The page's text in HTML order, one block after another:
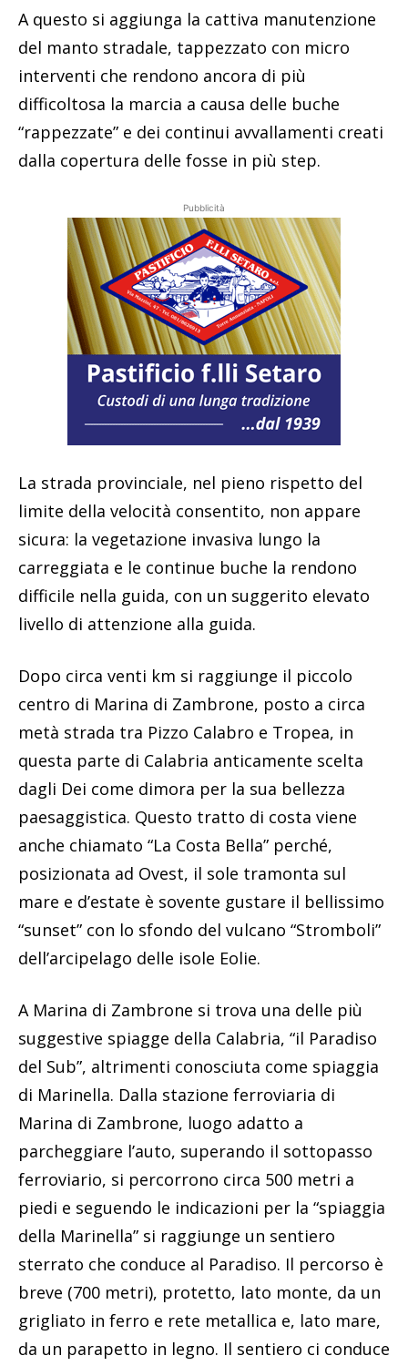
A questo si aggiunga la cattiva manutenzione
del manto stradale, tappezzato con micro
interventi che rendono ancora di più
difficoltosa la marcia a causa delle buche
“rappezzate” e dei continui avvallamenti creati
dalla copertura delle fosse in più step.
Pubblicità
La strada provinciale, nel pieno rispetto del
limite della velocità consentito, non appare
sicura: la vegetazione invasiva lungo la
carreggiata e le continue buche la rendono
difficile nella guida, con un suggerito elevato
livello di attenzione alla guida.
Dopo circa venti km si raggiunge il piccolo
centro di Marina di Zambrone, posto a circa
metà strada tra Pizzo Calabro e Tropea, in
questa parte di Calabria anticamente scelta
dagli Dei come dimora per la sua bellezza
paesaggistica. Questo tratto di costa viene
anche chiamato “La Costa Bella” perché,
posizionata ad Ovest, il sole tramonta sul
mare e d’estate è sovente gustare il bellissimo
“sunset” con lo sfondo del vulcano “Stromboli”
dell’arcipelago delle isole Eolie.
A Marina di Zambrone si trova una delle più
suggestive spiagge della Calabria, “il Paradiso
del Sub”, altrimenti conosciuta come spiaggia
di Marinella. Dalla stazione ferroviaria di
Marina di Zambrone, luogo adatto a
parcheggiare l’auto, superando il sottopasso
ferroviario, si percorrono circa 500 metri a
piedi e seguendo le indicazioni per la “spiaggia
della Marinella” si raggiunge un sentiero
sterrato che conduce al Paradiso. Il percorso è
breve (700 metri), protetto, lato monte, da un
grigliato in ferro e rete metallica e, lato mare,
da un parapetto in legno. Il sentiero ci conduce